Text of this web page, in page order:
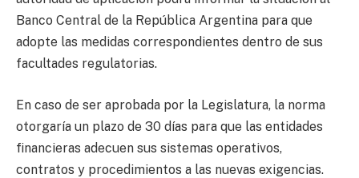
Banco Central de la República Argentina para que
adopte las medidas correspondientes dentro de sus
facultades regulatorias.
En caso de ser aprobada por la Legislatura, la norma
otorgaría un plazo de 30 días para que las entidades
financieras adecuen sus sistemas operativos,
contratos y procedimientos a las nuevas exigencias.